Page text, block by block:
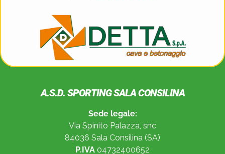
A.S.D. SPORTING SALA CONSILINA
Sede legale:
Via Spinito Palazza, snc
84036 Sala Consilina (SA)
P.IVA 04732400652